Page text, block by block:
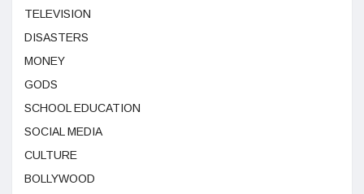
TELEVISION
DISASTERS
MONEY
GODS
SCHOOL EDUCATION
SOCIAL MEDIA
CULTURE
BOLLYWOOD